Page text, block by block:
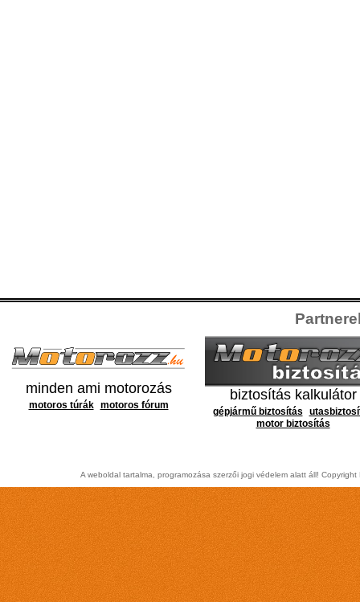
minden ami motorozás
motoros túrák motoros fórum
biztosítás kalkulátor
gépjármű biztosítás
motor biztosítás
A weboldal tartalma, programozása szerzői jogi védelem alatt áll!